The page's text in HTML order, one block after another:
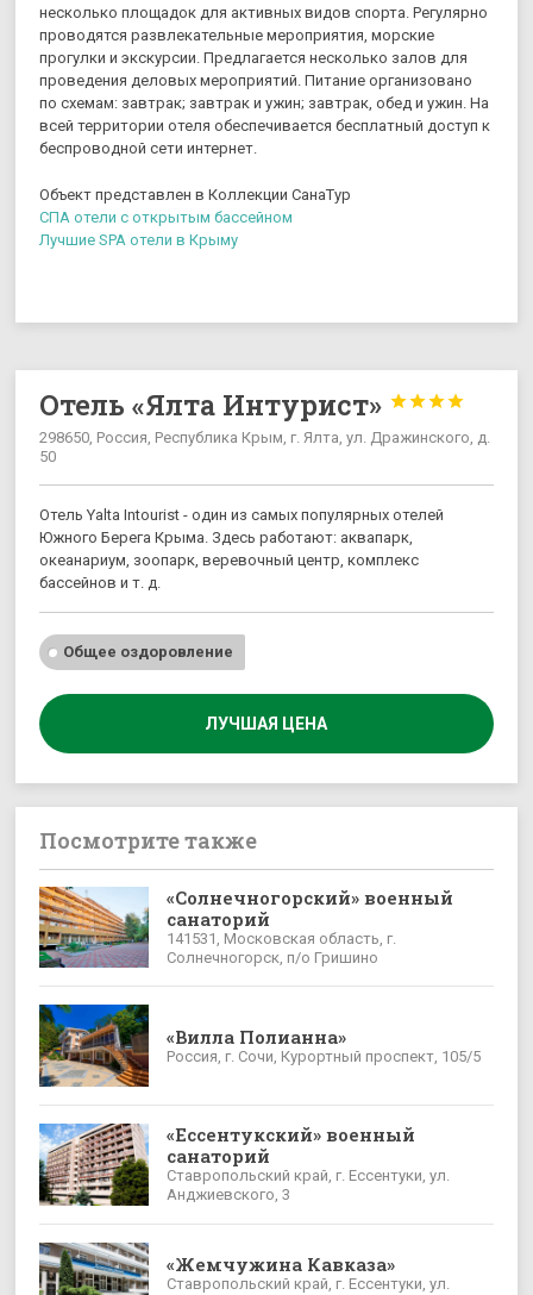
несколько площадок для активных видов спорта. Регулярно
проводятся развлекательные мероприятия, морские
прогулки и экскурсии. Предлагается несколько залов для
проведения деловых мероприятий. Питание организовано
по схемам: завтрак; завтрак и ужин; завтрак, обед и ужин. На
всей территории отеля обеспечивается бесплатный доступ к
беспроводной сети интернет.
Объект представлен в Коллекции СанаТур
СПА отели с открытым бассейном
Лучшие SPA отели в Крыму
Отель «Ялта Интурист» 



298650, Россия, Республика Крым, г. Ялта, ул. Дражинского, д.
50
Отель Yalta Intourist - один из самых популярных отелей
Южного Берега Крыма. Здесь работают: аквапарк,
океанариум, зоопарк, веревочный центр, комплекс
бассейнов и т. д.
Общее оздоровление
ЛУЧШАЯ ЦЕНА
Посмотрите также
«Солнечногорский» военный
санаторий
141531, Московская область, г.
Солнечногорск, п/о Гришино
«Вилла Полианна»
Россия, г. Сочи, Курортный проспект, 105/5
«Ессентукский» военный
санаторий
Ставропольский край, г. Ессентуки, ул.
Анджиевского, 3
«Жемчужина Кавказа»
Ставропольский край, г. Ессентуки, ул.